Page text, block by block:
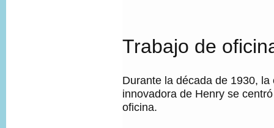
,
Trabajo de
Durante la década de 1930, la
innovadora de Henry se
oficina.